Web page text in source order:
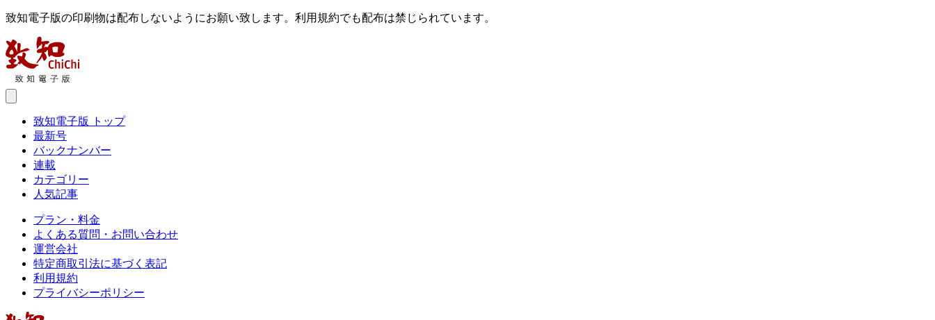
致知電子版の印刷物は配布しないようにお願い致します。利用規約でも配布は禁じられています。
致知電子版 トップ
最新号
バックナンバー
連載
カテゴリー
人気記事
プラン・料金
よくある質問・お問い合わせ
運営会社
特定商取引法に基づく表記
利用規約
プライバシーポリシー